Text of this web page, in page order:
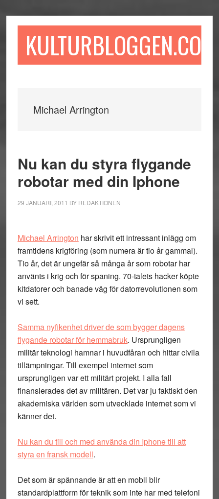
till
till
sidofältet
till
KULTURBLOGGEN.COM
Michael Arrington
Nu kan du styra flygande
robotar med din Iphone
29 JANUARI, 2011 BY REDAKTIONEN
Michael Arrington har skrivit ett intressant inlägg om
framtidens krigföring (som numera är tio år gammal).
Tio år, det är ungefär så många år som robotar har
använts i krig och för spaning. 70-talets hacker köpte
kitdatorer och banade väg för datorrevolutionen som
vi sett.
Samma nyfikenhet driver de som bygger dagens
flygande robotar för hemmabruk. Ursprungligen
militär teknologi hamnar i huvudfåran och hittar civila
tillämpningar. Till exempel internet som
ursprungligen var ett militärt projekt. I alla fall
finansierades det av militären. Det var ju faktiskt den
akademiska världen som utvecklade internet som vi
känner det.
Nu kan du till och med använda din Iphone till att
styra en fransk modell.
Det som är spännande är att en mobil blir
standardplattform för teknik som inte har med telefoni